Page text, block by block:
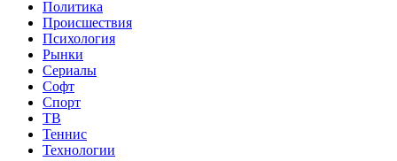
Политика
Происшествия
Психология
Рынки
Сериалы
Софт
Спорт
ТВ
Теннис
Технологии